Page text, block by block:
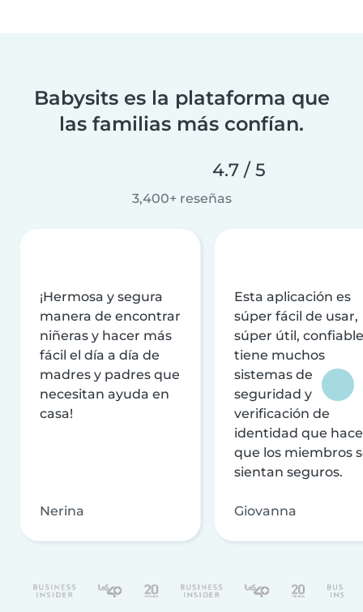
Babysits es la plataforma que
las familias más confían.
4.7 / 5
3,400+ reseñas
¡Hermosa y segura
manera de encontrar
niñeras y hacer más
fácil el día a día de
madres y padres que
necesitan ayuda en
casa!
Nerina
Esta aplicación es
súper fácil de usar,
súper útil,
tiene muchos
sistemas de
seguridad y
verificación de
identidad que
que los miembros
sientan seguros.
Giovanna